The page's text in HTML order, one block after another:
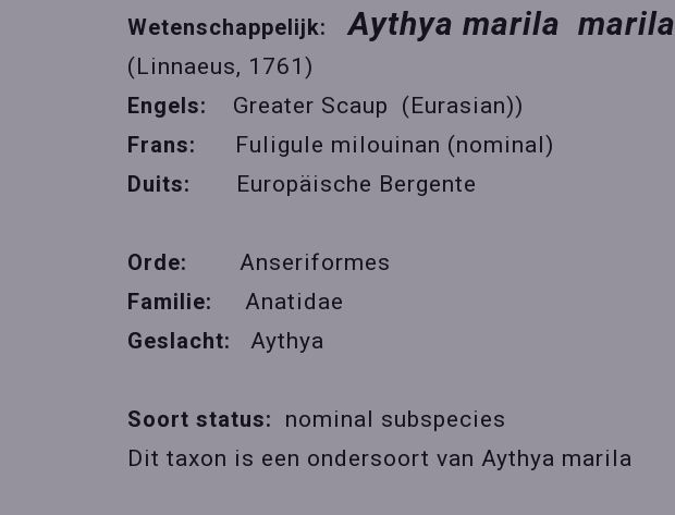
Wetenschappelijk: Aythya marila marila
(Linnaeus, 1761)
Engels: Greater Scaup (Eurasian))
Frans: Fuligule milouinan (nominal)
Duits: Europäische Bergente
Orde: Anseriformes
Familie: Anatidae
Geslacht:
Aythya
Soort status: nominal subspecies
Dit taxon is een ondersoort van Aythya marila